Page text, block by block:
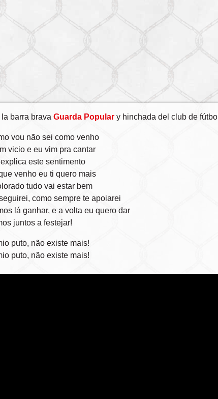
barra brava Guarda Populary hinchada del club de fútbol
vou não sei como venho
vicio e eu vim pra cantar
este sentimento
venho eu ti quero mais
tudo vai estar bem
como sempre te apoiarei
lá ganhar, e a volta eu quero dar
juntos a festejar!
puto, não existe mais!
puto, não existe mais!